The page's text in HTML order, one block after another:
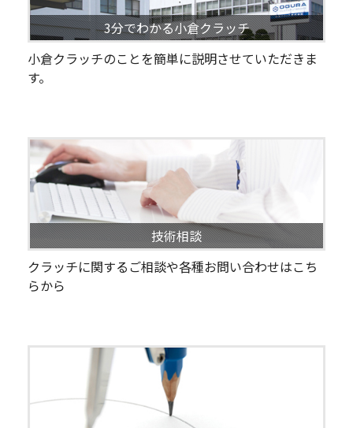
3分でわかる小倉クラッチ
小倉クラッチのことを簡単に説明させていただきま
す。
技術相談
クラッチに関するご相談や各種お問い合わせはこち
らから